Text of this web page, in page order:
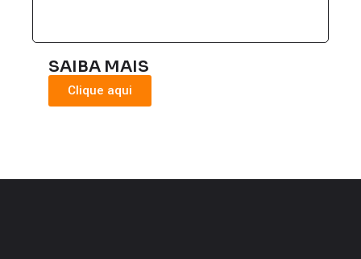
SAIBA MAIS
Clique aqui